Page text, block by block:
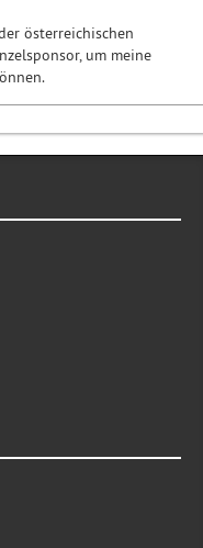
österreichischen
um meine